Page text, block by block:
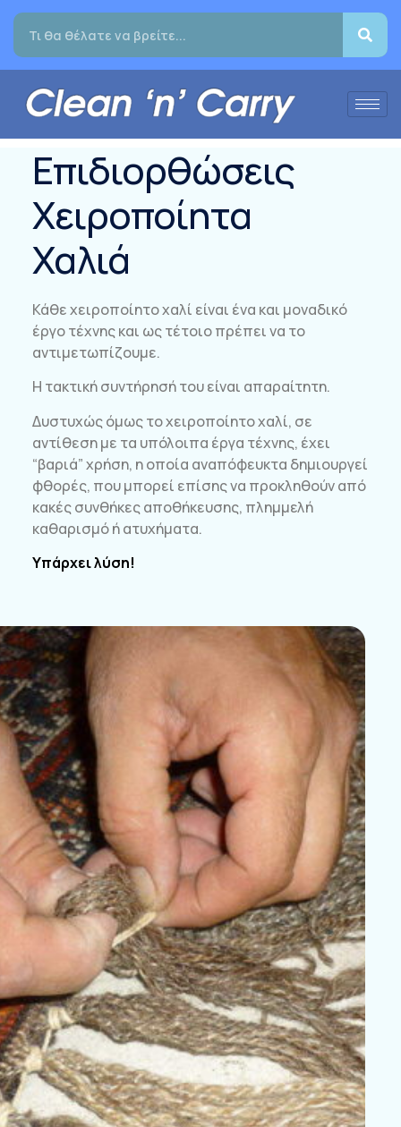
Επιδιορθώσεις
Χειροποίητα
Χαλιά
Κάθε χειροποίητο χαλί είναι ένα και μοναδικό
έργο τέχνης και ως τέτοιο πρέπει να το
αντιμετωπίζουμε.
Η τακτική συντήρησή του είναι απαραίτητη.
Δυστυχώς όμως το χειροποίητο χαλί, σε
αντίθεση με τα υπόλοιπα έργα τέχνης, έχει
“βαριά” χρήση, η οποία αναπόφευκτα δημιουργεί
φθορές, που μπορεί επίσης να προκληθούν από
κακές συνθήκες αποθήκευσης, πλημμελή
καθαρισμό ή ατυχήματα.
Υπάρχει λύση!